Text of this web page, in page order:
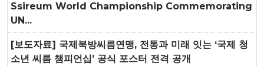
Ssireum World Championship Commemorating
UN...
[보도자료] 국제북방씨름연맹, 전통과 미래 잇는 ‘국제 청
소년 씨름 챔피언십’ 공식 포스터 전격 공개